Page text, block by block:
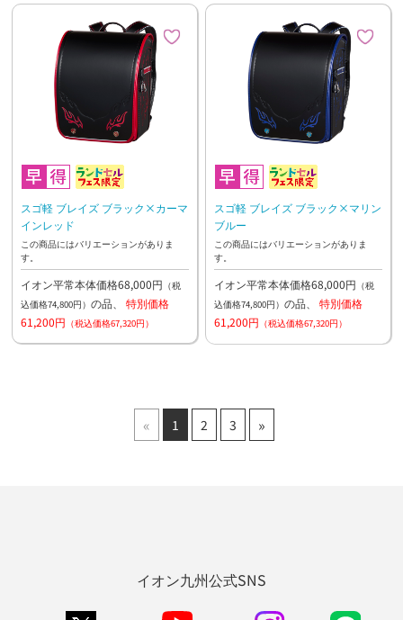
スゴ軽 ブレイズ ブラック×カーマ
インレッド
この商品にはバリエーションがありま
す。
イオン平常本体価格68,000円 （税
込価格74,800円） の品、 特別価格
61,200円 （税込価格67,320円）
スゴ軽 ブレイズ ブラック×マリン
ブルー
この商品にはバリエーションがありま
す。
イオン平常本体価格68,000円 （税
込価格74,800円） の品、 特別価格
61,200円 （税込価格67,320円）
« 1 2 3 »
イオン九州公式SNS